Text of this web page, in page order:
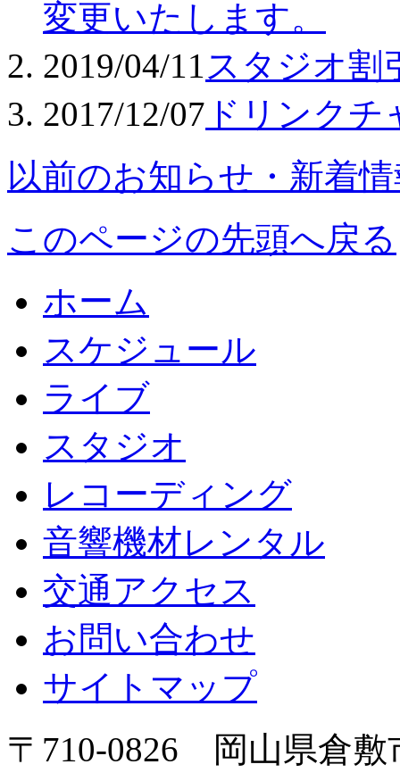
変更いたします。
2019/04/11 スタジオ割
2017/12/07 ドリンク
以前のお知らせ・新着
このページの先頭へ戻る
ホーム
スケジュール
ライブ
スタジオ
レコーディング
音響機材レンタル
交通アクセス
お問い合わせ
サイトマップ
〒710-0826 岡山県倉敷